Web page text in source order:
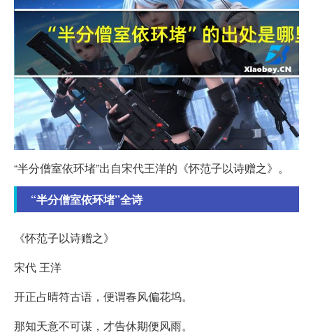
“半分僧室依环堵”出自宋代王洋的《怀范子以诗赠之》。
“半分僧室依环堵”全诗
《怀范子以诗赠之》
宋代 王洋
开正占晴符古语，便谓春风偏花坞。
那知天意不可谋，才告休期便风雨。